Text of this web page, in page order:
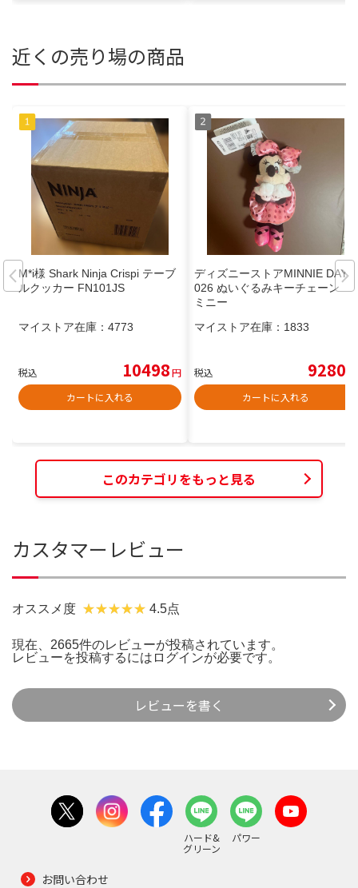
近くの売り場の商品
M*i様 Shark Ninja Crispi テーブ
ルクッカー FN101JS
マイストア在庫： 4773
税込 10498円
カートに入れる
ディズニーストアMINNIE DAY 2
026 ぬいぐるみキーチェーン
ミニー
マイストア在庫： 1833
税込 9280
カートに入れる
このカテゴリをもっと見る
カスタマーレビュー
オススメ度 4.5点
現在、2665件のレビューが投稿されています。
レビューを投稿するには ログインが必要です。
レビューを書く
ハード&
グリーン
パワー
お問い合わせ